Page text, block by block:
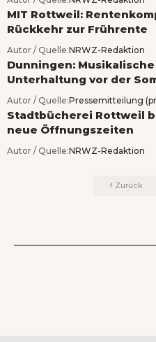
MIT Rottweil:
Rückkehr zur Frührente
Autor / Quelle:NRWZ-Redaktion
Dunningen: Musikalische
Unterhaltung vor der
Autor / Quelle:Pressemitteilung
Stadtbücherei Rottweil
neue Öffnungszeiten
Autor / Quelle:NRWZ-Redaktion
Zurück